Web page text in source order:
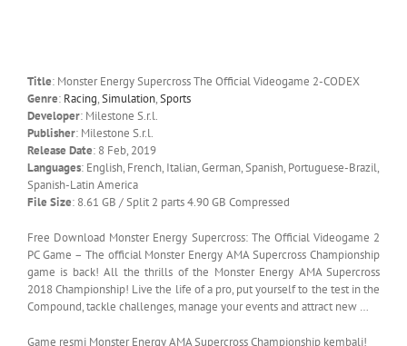
Title: Monster Energy Supercross The Official Videogame 2-CODEX
Genre: Racing,Simulation,Sports
Developer: Milestone S.r.l.
Publisher: Milestone S.r.l.
Release Date: 8 Feb, 2019
Languages: English, French, Italian, German, Spanish, Portuguese-Brazil,
Spanish-Latin America
File Size: 8.61 GB / Split 2 parts 4.90 GB Compressed
Free Download Monster Energy Supercross: The Official Videogame 2
PC Game – The official Monster Energy AMA Supercross Championship
game is back! All the thrills of the Monster Energy AMA Supercross
2018 Championship! Live the life of a pro, put yourself to the test in the
Compound, tackle challenges, manage your events and attract new …
Game resmi Monster Energy AMA Supercross Championship kembali!